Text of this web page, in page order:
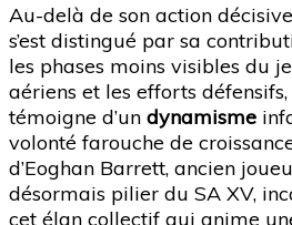
Au-delà de son action
s’est distingué par sa
les phases moins visibles du
aériens et les efforts
témoigne d’un dynamisme
volonté farouche de
d’Eoghan Barrett, ancien
désormais pilier du SA XV,
cet élan collectif qui anime